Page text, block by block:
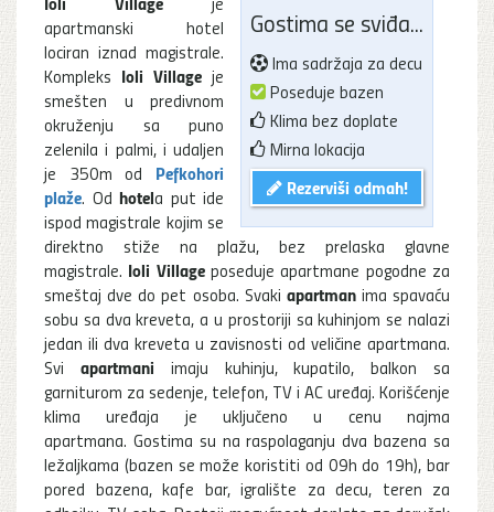
Gostima se sviđa...
Ima sadržaja za decu
Poseduje bazen
Klima bez doplate
Mirna lokacija
Rezerviši odmah!
apartmanski hotel
lociran iznad magistrale.
Kompleks Ioli Village je
smešten u predivnom
okruženju sa puno
zelenila i palmi, i udaljen
je 350m od Pefkohori
plaže. Od hotela put ide
ispod magistrale kojim se
direktno stiže na plažu, bez prelaska glavne
magistrale. Ioli Villageposeduje apartmane pogodne za
smeštaj dve do pet osoba. Svaki apartmanima spavaću
sobu sa dva kreveta, a u prostoriji sa kuhinjom se nalazi
jedan ili dva kreveta u zavisnosti od veličine apartmana.
Svi apartmani imaju kuhinju, kupatilo, balkon sa
garniturom za sedenje, telefon, TV i AC uređaj. Korišćenje
klima uređaja je uključeno u cenu najma
apartmana. Gostima su na raspolaganju dva bazena sa
ležaljkama (bazen se može koristiti od 09h do 19h), bar
pored bazena, kafe bar, igralište za decu, teren za